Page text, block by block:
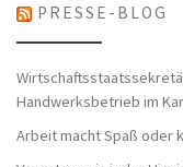
PRESSE-BLOG
Handwerksbetrieb im
Arbeit macht Spaß oder